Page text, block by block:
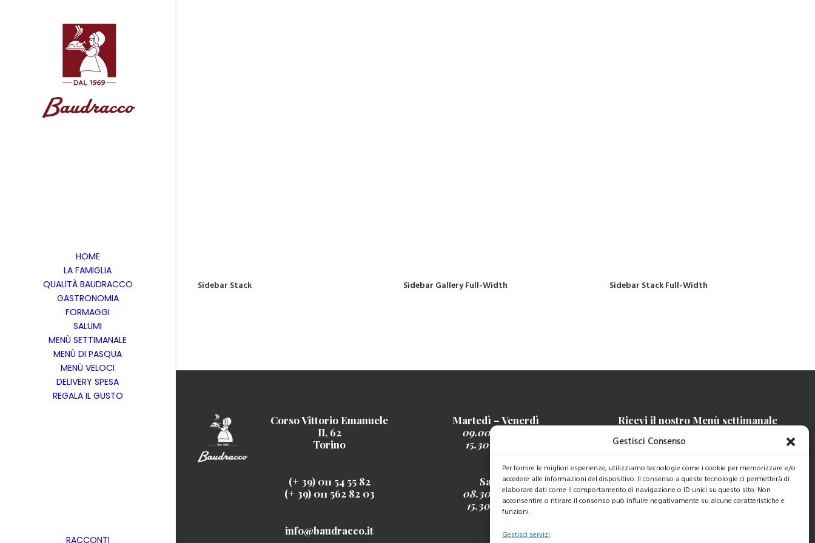
Gestisci Consenso
Per fornire le migliori esperienze, utilizziamo tecnologie come i cookie per memorizzare e/o
accedere alle informazioni del dispositivo. Il consenso a queste tecnologie ci permetterà di
elaborare dati come il comportamento di navigazione o ID unici su questo sito. Non
acconsentire o ritirare il consenso può influire negativamente su alcune caratteristiche e
funzioni.
Gestisci servizi
HOME
LA FAMIGLIA
QUALITÀ BAUDRACCO
GASTRONOMIA
FORMAGGI
SALUMI
MENÙ SETTIMANALE
MENÙ DI PASQUA
MENÙ VELOCI
DELIVERY SPESA
REGALA IL GUSTO
RACCONTI
Sidebar Stack Sidebar Gallery Full-Width Sidebar Stack Full-Width
Corso Vittorio Emanuele
II, 62
Torino
(+ 39) 011 54 55 82
(+ 39) 011 562 82 03
info@baudracco.it
Martedì – Venerdì
09.00 – 13.00
15.30 – 19.30
Sabato
08.30 – 13.00
15.30 - 19.30
Ricevi il nostro Menù settimanale
ISCRIVITI